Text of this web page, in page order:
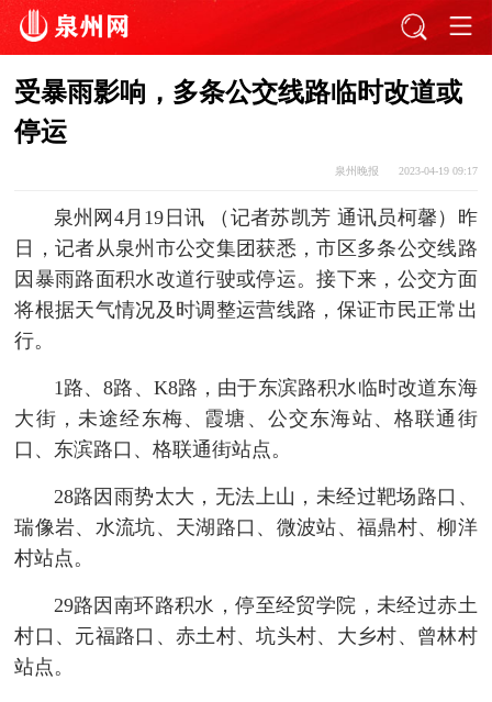
受暴雨影响，多条公交线路临时改道或
停运
泉州晚报 2023-04-19 09:17
泉州网4月19日讯 （记者苏凯芳 通讯员柯馨）昨
日，记者从泉州市公交集团获悉，市区多条公交线路
因暴雨路面积水改道行驶或停运。接下来，公交方面
将根据天气情况及时调整运营线路，保证市民正常出
行。
1路、8路、K8路，由于东滨路积水临时改道东海
大街，未途经东梅、霞塘、公交东海站、格联通街
口、东滨路口、格联通街站点。
28路因雨势太大，无法上山，未经过靶场路口、
瑞像岩、水流坑、天湖路口、微波站、福鼎村、柳洋
村站点。
29路因南环路积水，停至经贸学院，未经过赤土
村口、元福路口、赤土村、坑头村、大乡村、曾林村
站点。